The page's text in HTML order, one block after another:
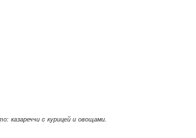
казареччи с курицей и овощами.